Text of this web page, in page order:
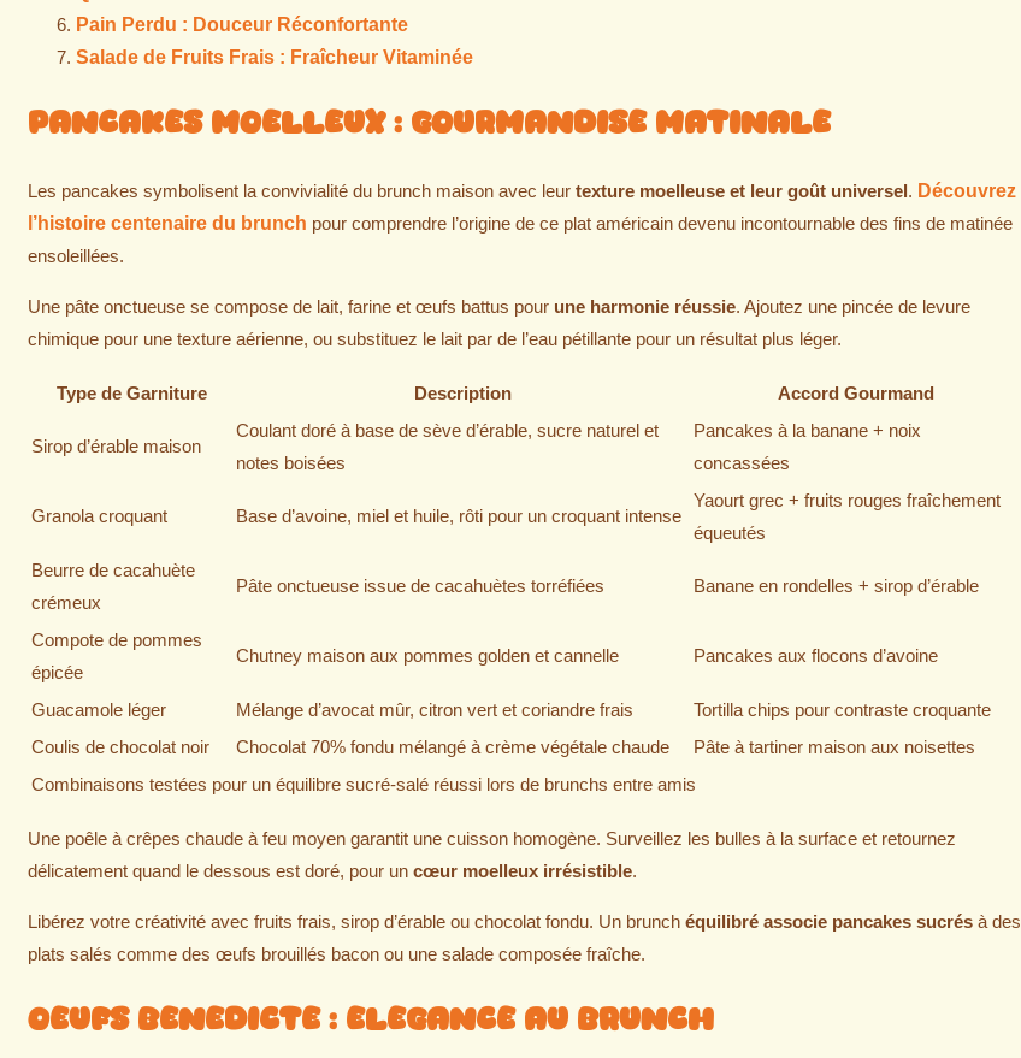
Pain Perdu : Douceur Réconfortante
Salade de Fruits Frais : Fraîcheur Vitaminée
Pancakes Moelleux : Gourmandise Matinale
Les pancakes symbolisent la convivialité du brunch maison avec leur texture moelleuse et leur goût universel. Découvrez
l’histoire centenaire du brunch pour comprendre l’origine de ce plat américain devenu incontournable des fins de matinée
ensoleillées.
Une pâte onctueuse se compose de lait, farine et œufs battus pour une harmonie réussie. Ajoutez une pincée de levure
chimique pour une texture aérienne, ou substituez le lait par de l’eau pétillante pour un résultat plus léger.
Type de Garniture Description Accord Gourmand
Sirop d’érable maison
Coulant doré à base de sève d’érable, sucre naturel et
notes boisées
Pancakes à la banane + noix
concassées
Granola croquant Base d’avoine, miel et huile, rôti pour un croquant intense
Yaourt grec + fruits rouges fraîchement
équeutés
Beurre de cacahuète
crémeux
Pâte onctueuse issue de cacahuètes torréfiées Banane en rondelles + sirop d’érable
Compote de pommes
épicée
Chutney maison aux pommes golden et cannelle Pancakes aux flocons d’avoine
Guacamole léger Mélange d’avocat mûr, citron vert et coriandre frais
Tortilla chips pour contraste croquante
Coulis de chocolat noir
Chocolat 70% fondu mélangé à crème végétale chaude
Pâte à tartiner maison aux noisettes
Combinaisons testées pour un équilibre sucré-salé réussi lors de brunchs entre amis
Une poêle à crêpes chaude à feu moyen garantit une cuisson homogène. Surveillez les bulles à la surface et retournez
délicatement quand le dessous est doré, pour un cœur moelleux irrésistible.
Libérez votre créativité avec fruits frais, sirop d’érable ou chocolat fondu. Un brunch équilibré associe pancakes sucrés à des
plats salés comme des œufs brouillés bacon ou une salade composée fraîche.
oeufs Benedicte : elegance au Brunch